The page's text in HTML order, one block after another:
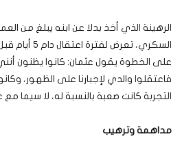
السكري،
على الخطوة يقول عثمان: كانوا يظنون
فاعتقلوا والدي لإجبارنا على الظهور،
التجربة كانت صعبة بالنسبة له، لا سيما
مداهمة وترهيب